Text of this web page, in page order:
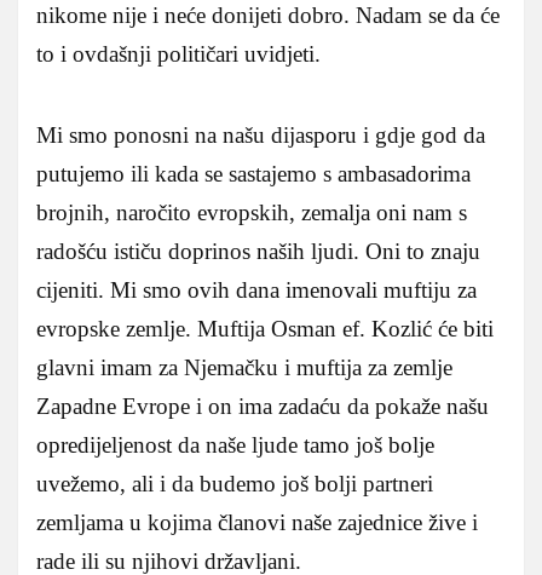
nikome nije i neće donijeti dobro. Nadam se da će
to i ovdašnji političari uvidjeti.
Mi smo ponosni na našu dijasporu i gdje god da
putujemo ili kada se sastajemo s ambasadorima
brojnih, naročito evropskih, zemalja oni nam s
radošću ističu doprinos naših ljudi. Oni to znaju
cijeniti. Mi smo ovih dana imenovali muftiju za
evropske zemlje. Muftija Osman ef. Kozlić će biti
glavni imam za Njemačku i muftija za zemlje
Zapadne Evrope i on ima zadaću da pokaže našu
opredijeljenost da naše ljude tamo još bolje
uvežemo, ali i da budemo još bolji partneri
zemljama u kojima članovi naše zajednice žive i
rade ili su njihovi državljani.